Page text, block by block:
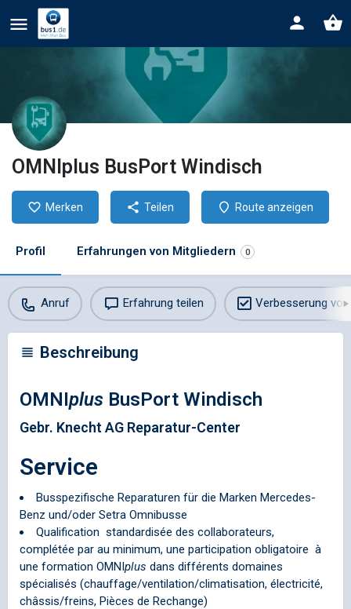
OMNIplus BusPort Windisch
Merken Teilen Route anzeigen
Profil Erfahrungen von Mitgliedern 0
Anruf Erfahrung teilen Verbesserung
Beschreibung
OMNIplus BusPort Windisch
Gebr. Knecht AG Reparatur-Center
Service
Busspezifische Reparaturen für die Marken Mercedes-
Benz und/oder Setra Omnibusse
Qualification standardisée des collaborateurs,
complétée par au minimum, une participation obligatoire à
une formation OMNIplus dans différents domaines
spécialisés (chauffage/ventilation/climatisation, électricité,
châssis/freins, Pièces de Rechange)